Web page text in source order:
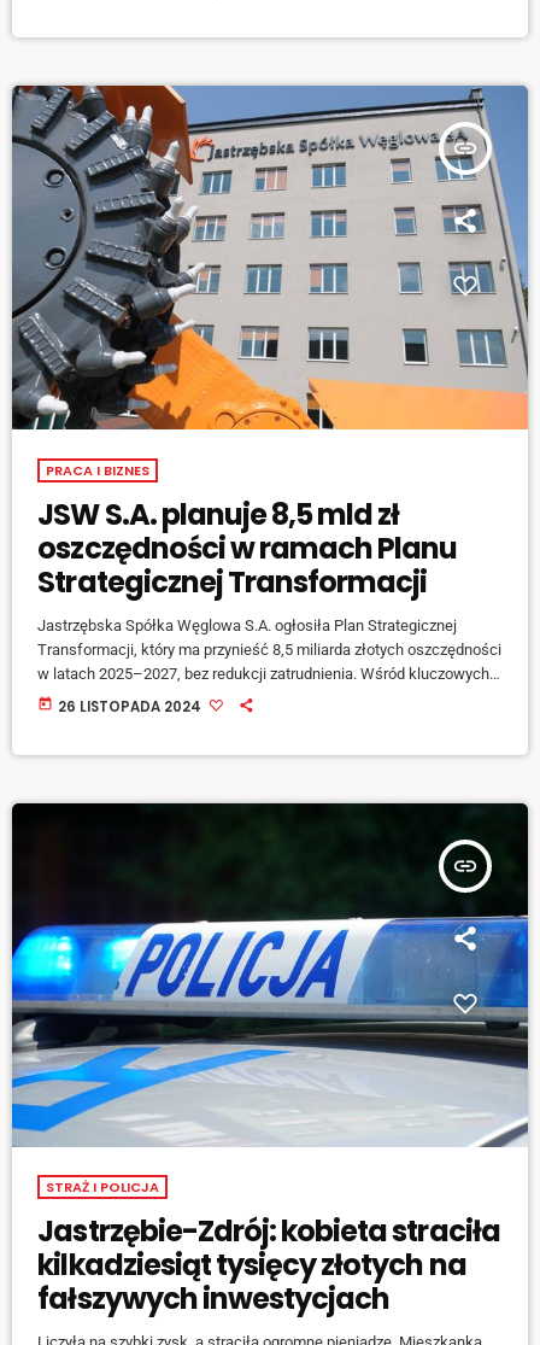
insert_link
PRACA I BIZNES
JSW S.A. planuje 8,5 mld zł
oszczędności w ramach Planu
Strategicznej Transformacji
Jastrzębska Spółka Węglowa S.A. ogłosiła Plan Strategicznej
Transformacji, który ma przynieść 8,5 miliarda złotych oszczędności
w latach 2025–2027, bez redukcji zatrudnienia. Wśród kluczowych
działań znajdą się poprawa efektywności wydobycia, optymalizacja
today 26 LISTOPADA 2024
insert_link
STRAŻ I POLICJA
Jastrzębie-Zdrój: kobieta straciła
kilkadziesiąt tysięcy złotych na
fałszywych inwestycjach